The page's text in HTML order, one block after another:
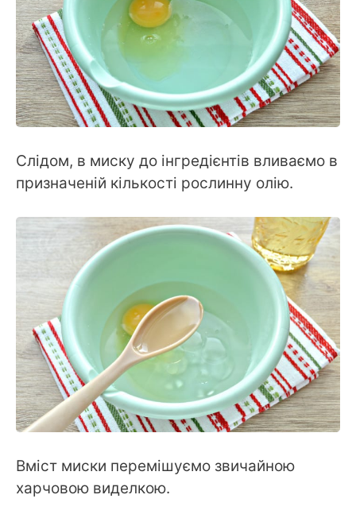
Слідом, в миску до інгредієнтів вливаємо в
призначеній кількості рослинну олію.
Вміст миски перемішуємо звичайною
харчовою виделкою.